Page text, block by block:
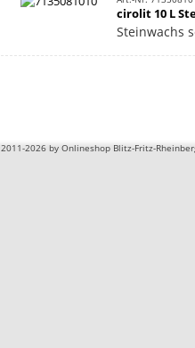
cirolit 10 L
Steinwachs
2011-2026 by Onlineshop Blitz-Fritz-